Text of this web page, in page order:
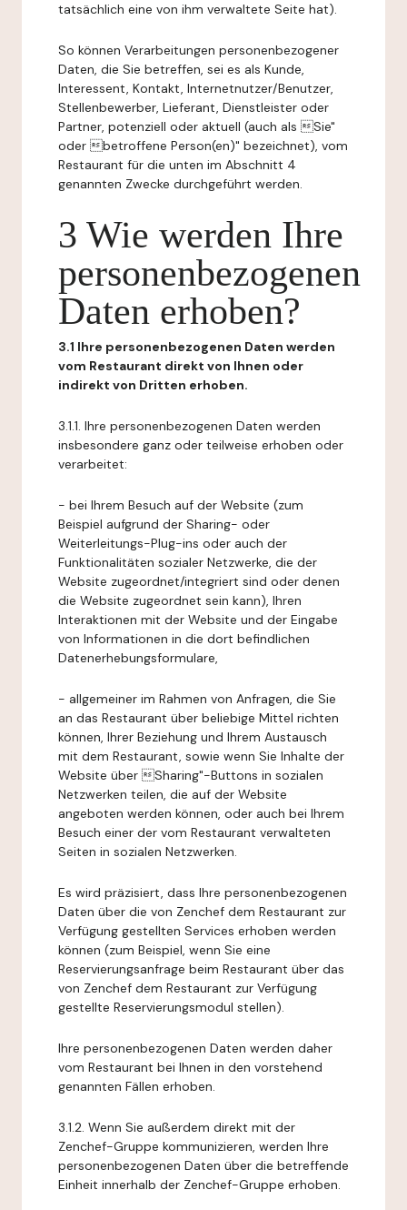
tatsächlich eine von ihm verwaltete Seite hat).
So können Verarbeitungen personenbezogener
Daten, die Sie betreffen, sei es als Kunde,
Interessent, Kontakt, Internetnutzer/Benutzer,
Stellenbewerber, Lieferant, Dienstleister oder
Partner, potenziell oder aktuell (auch als Sie"
oder betroffene Person(en)" bezeichnet), vom
Restaurant für die unten im Abschnitt 4
genannten Zwecke durchgeführt werden.
3 Wie werden Ihre
personenbezogenen
Daten erhoben?
3.1 Ihre personenbezogenen Daten werden
vom Restaurant direkt von Ihnen oder
indirekt von Dritten erhoben.
3.1.1. Ihre personenbezogenen Daten werden
insbesondere ganz oder teilweise erhoben oder
verarbeitet:
- bei Ihrem Besuch auf der Website (zum
Beispiel aufgrund der Sharing- oder
Weiterleitungs-Plug-ins oder auch der
Funktionalitäten sozialer Netzwerke, die der
Website zugeordnet/integriert sind oder denen
die Website zugeordnet sein kann), Ihren
Interaktionen mit der Website und der Eingabe
von Informationen in die dort befindlichen
Datenerhebungsformulare,
- allgemeiner im Rahmen von Anfragen, die Sie
an das Restaurant über beliebige Mittel richten
können, Ihrer Beziehung und Ihrem Austausch
mit dem Restaurant, sowie wenn Sie Inhalte der
Website über Sharing"-Buttons in sozialen
Netzwerken teilen, die auf der Website
angeboten werden können, oder auch bei Ihrem
Besuch einer der vom Restaurant verwalteten
Seiten in sozialen Netzwerken.
Es wird präzisiert, dass Ihre personenbezogenen
Daten über die von Zenchef dem Restaurant zur
Verfügung gestellten Services erhoben werden
können (zum Beispiel, wenn Sie eine
Reservierungsanfrage beim Restaurant über das
von Zenchef dem Restaurant zur Verfügung
gestellte Reservierungsmodul stellen).
Ihre personenbezogenen Daten werden daher
vom Restaurant bei Ihnen in den vorstehend
genannten Fällen erhoben.
3.1.2. Wenn Sie außerdem direkt mit der
Zenchef-Gruppe kommunizieren, werden Ihre
personenbezogenen Daten über die betreffende
Einheit innerhalb der Zenchef-Gruppe erhoben.